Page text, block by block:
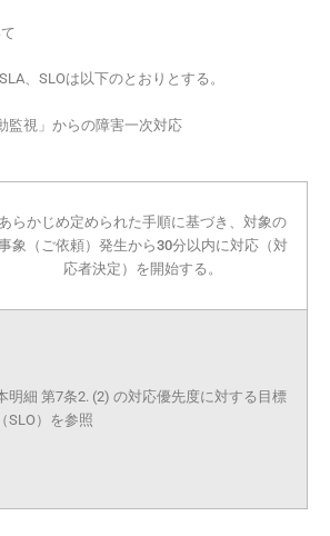
、SLOは以下のとおりとする。
視」からの障害一次対応
らかじめ定められた手順に基づき、対象の
象（ご依頼）発生から30分以内に対応（対
応者決定）を開始する。
明細 第7条2. (2) の対応優先度に対する目標
（SLO）を参照